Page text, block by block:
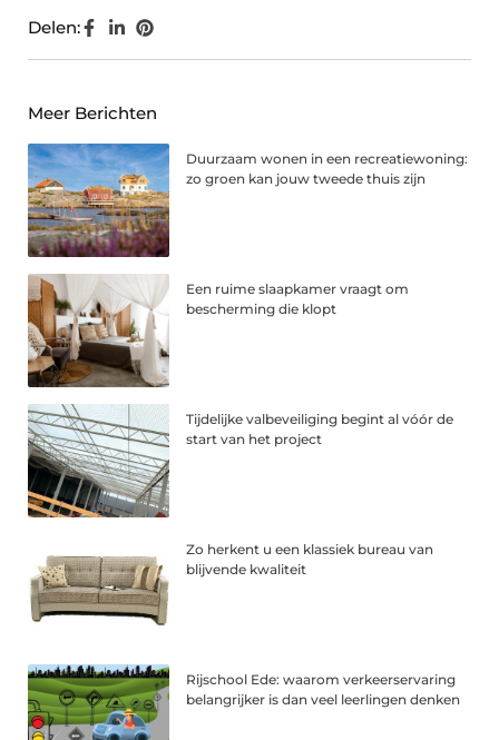
Delen:
Meer Berichten
Duurzaam wonen in een recreatiewoning:
zo groen kan jouw tweede thuis zijn
Een ruime slaapkamer vraagt om
bescherming die klopt
Tijdelijke valbeveiliging begint al vóór de
start van het project
Zo herkent u een klassiek bureau van
blijvende kwaliteit
Rijschool Ede: waarom verkeerservaring
belangrijker is dan veel leerlingen denken